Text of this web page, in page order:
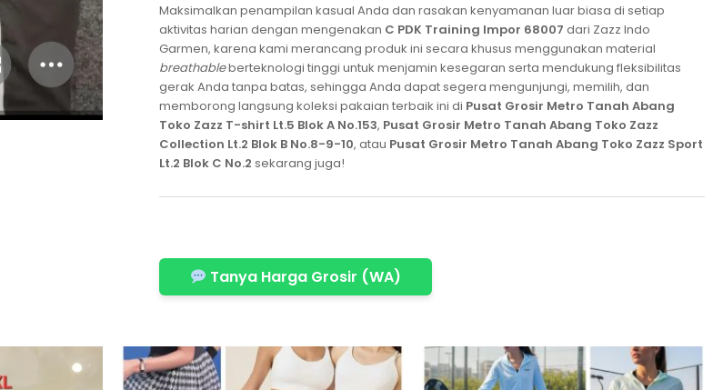
Maksimalkan penampilan kasual Anda dan rasakan kenyamanan luar biasa di setiap
aktivitas harian dengan mengenakan C PDK Training Impor 68007 dari Zazz Indo
Garmen, karena kami merancang produk ini secara khusus menggunakan material
breathableberteknologi tinggi untuk menjamin kesegaran serta mendukung fleksibilitas
gerak Anda tanpa batas, sehingga Anda dapat segera mengunjungi, memilih, dan
memborong langsung koleksi pakaian terbaik ini di Pusat Grosir Metro Tanah Abang
Toko Zazz T-shirt Lt.5 Blok A No.153, Pusat Grosir Metro Tanah Abang Toko Zazz
Collection Lt.2 Blok B No.8-9-10, atau Pusat Grosir Metro Tanah Abang Toko Zazz Sport
Lt.2 Blok C No.2 sekarang juga!
Tanya Harga Grosir (WA)